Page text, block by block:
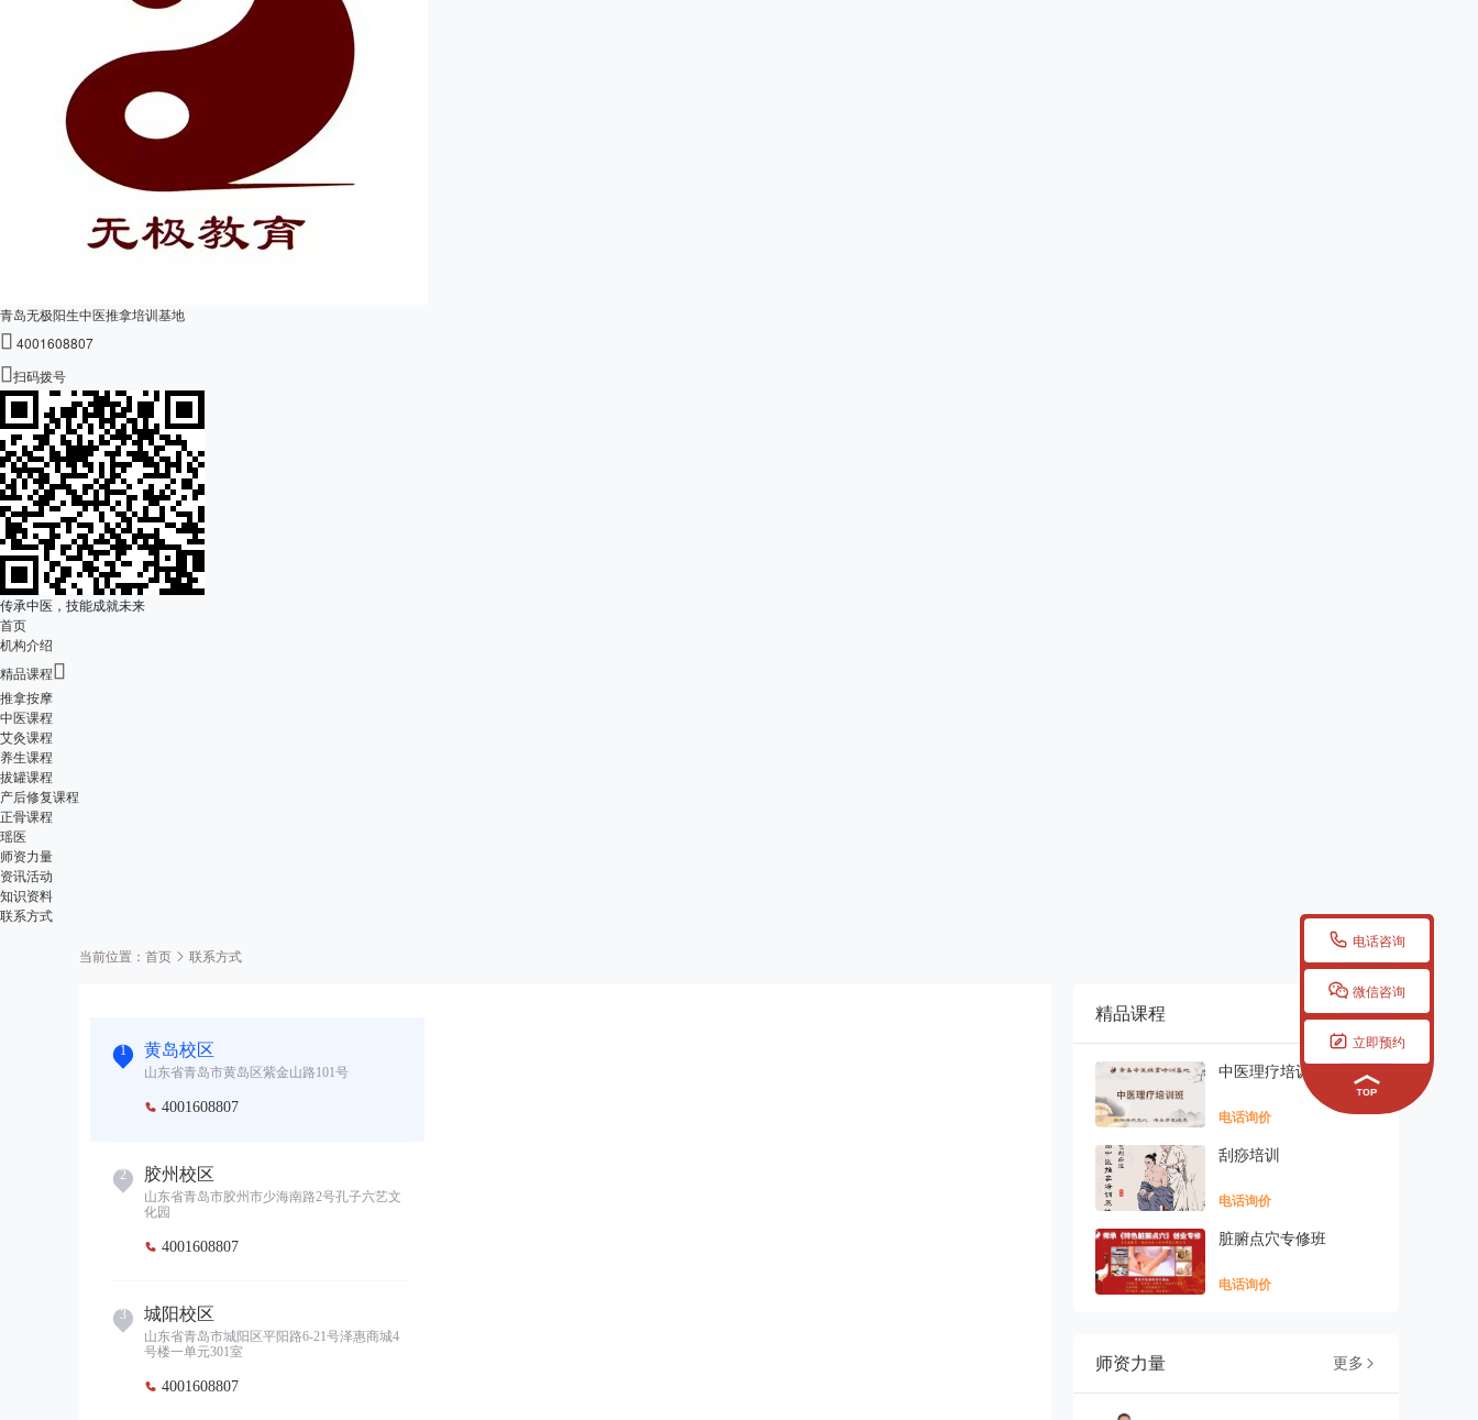
青岛无极阳生中医推拿培训基地
 4001608807
扫码拨号
传承中医，技能成就未来
首页
机构介绍
精品课程
推拿按摩
中医课程
艾灸课程
养生课程
拔罐课程
产后修复课程
正骨课程
瑶医
师资力量
资讯活动
知识资料
联系方式
 电话咨询
 微信咨询
 立即预约
当前位置： 首页 联系方式
1 黄岛校区
山东省青岛市黄岛区紫金山路101号
 4001608807
2 胶州校区
山东省青岛市胶州市少海南路2号孔子六艺文
化园
 4001608807
3 城阳校区
山东省青岛市城阳区平阳路6-21号泽惠商城4
号楼一单元301室
 4001608807
精品课程 更多
中医理疗培训班
电话询价
刮痧培训
电话询价
脏腑点穴专修班
电话询价
师资力量 更多 